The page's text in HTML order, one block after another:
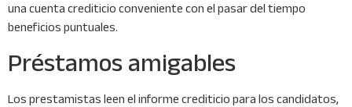
una cuenta crediticio conveniente con el pasar del tiempo
beneficios puntuales.
Préstamos amigables
Los prestamistas leen el informe crediticio para los candidatos,